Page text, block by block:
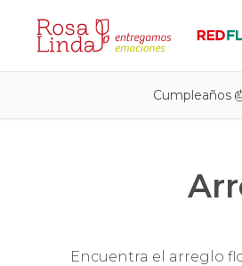
Cumpleaños
Encuentra el arreglo